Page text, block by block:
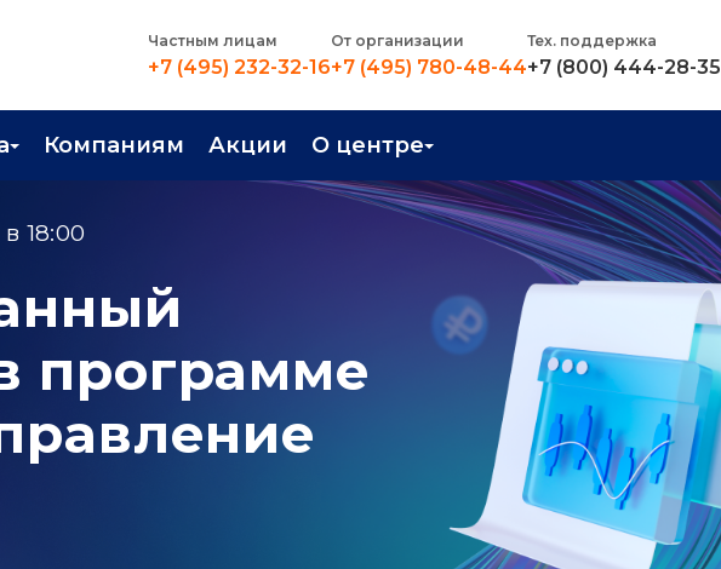
Частным лицам
+7 (495) 232-32-16
От организации
+7 (495) 780-48-44
Тех. поддержка
+7 (800) 444-28-35
Компаниям Акции О центре
Контакты
Преподаватели
Вакансии
18:00
программе